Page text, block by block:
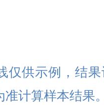
仅供示例，结
准计算样本结果